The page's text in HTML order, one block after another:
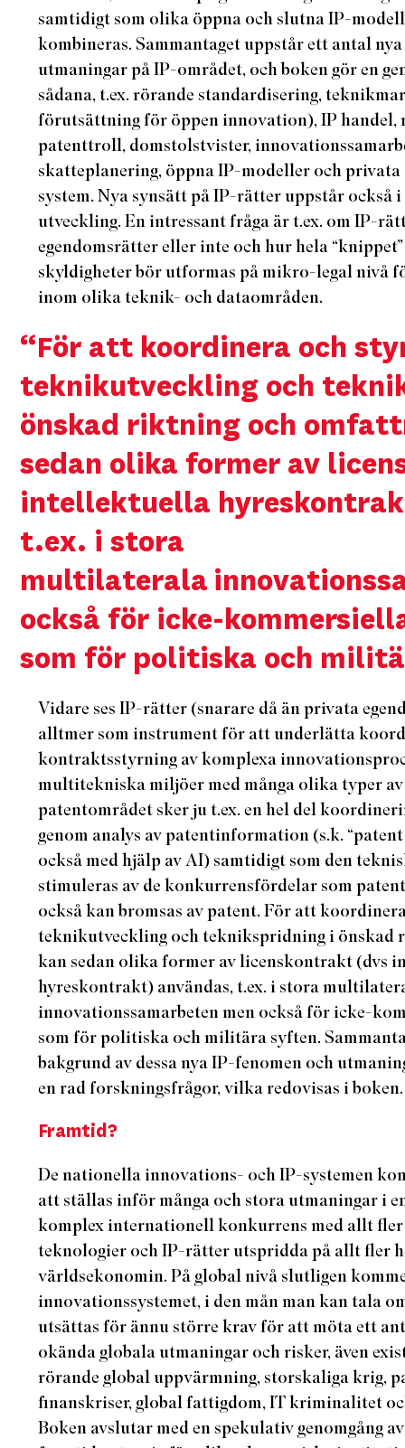
samtidigt som olika öppna och slutna IP-
kombineras. Sammantaget uppstår ett antal
utmaningar på IP-området, och boken gör en
sådana, t.ex. rörande standardisering,
förutsättning för öppen innovation), IP handel,
patenttroll, domstolstvister,
skatteplanering, öppna IP-modeller och
system. Nya synsätt på IP-rätter uppstår också
utveckling. En intressant fråga är t.ex. om IP-
egendomsrätter eller inte och hur hela
skyldigheter bör utformas på mikro-legal nivå
inom olika teknik- och dataområden.
“För att koordinera och
teknikutveckling och
önskad riktning och
sedan olika former av
intellektuella
t.ex. i stora
multilaterala
också för icke-
som för politiska och
Vidare ses IP-rätter (snarare då än privata
alltmer som instrument för att underlätta
kontraktsstyrning av komplexa
multitekniska miljöer med många olika typer
patentområdet sker ju t.ex. en hel del
genom analys av patentinformation (s.k.
också med hjälp av AI) samtidigt som den
stimuleras av de konkurrensfördelar som
också kan bromsas av patent. För att
teknikutveckling och teknikspridning i önskad
kan sedan olika former av licenskontrakt (dvs
hyreskontrakt) användas, t.ex. i stora
innovationssamarbeten men också för icke-
som för politiska och militära syften.
bakgrund av dessa nya IP-fenomen och
en rad forskningsfrågor, vilka redovisas i boken.
Framtid?
De nationella innovations- och IP-systemen
att ställas inför många och stora utmaningar i
komplex internationell konkurrens med allt
teknologier och IP-rätter utspridda på allt fler
världsekonomin. På global nivå slutligen
innovationssystemet, i den mån man kan tala
utsättas för ännu större krav för att möta ett
okända globala utmaningar och risker, även
rörande global uppvärmning, storskaliga krig,
finanskriser, global fattigdom, IT kriminalitet
Boken avslutar med en spekulativ genomgång